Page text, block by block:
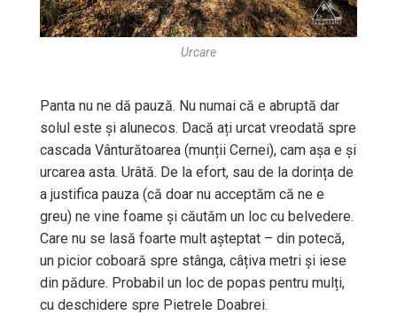
Urcare
Panta nu ne dă pauză. Nu numai că e abruptă dar
solul este și alunecos. Dacă ați urcat vreodată spre
cascada Vânturătoarea (munții Cernei), cam așa e și
urcarea asta. Urâtă. De la efort, sau de la dorința de
a justifica pauza (că doar nu acceptăm că ne e
greu) ne vine foame și căutăm un loc cu belvedere.
Care nu se lasă foarte mult așteptat – din potecă,
un picior coboară spre stânga, câțiva metri și iese
din pădure. Probabil un loc de popas pentru mulți,
cu deschidere spre Pietrele Doabrei.